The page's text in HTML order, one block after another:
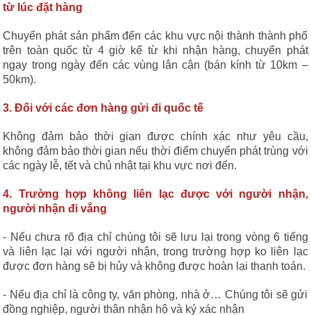
từ lúc đặt hàng
Chuyển phát sản phẩm đến các khu vực nội thành thành phố
trên toàn quốc từ 4 giờ kể từ khi nhận hàng, chuyển phát
ngay trong ngày đến các vùng lân cận (bán kính từ 10km –
50km).
3. Đối với các đơn hàng gửi đi quốc tế
Không đảm bảo thời gian được chính xác như yêu cầu,
không đảm bảo thời gian nếu thời điểm chuyển phát trùng với
các ngày lễ, tết và chủ nhật tại khu vực nơi đến.
4. Trường hợp không liên lạc được với người nhận,
người nhận đi vắng
- Nếu chưa rõ địa chỉ chúng tôi sẽ lưu lại trong vòng 6 tiếng
và liên lạc lại với người nhận, trong trường hợp ko liên lạc
được đơn hàng sẽ bị hủy và không được hoàn lại thanh toán.
- Nếu địa chỉ là công ty, văn phòng, nhà ở… Chúng tôi sẽ gửi
đồng nghiệp, người thân nhận hộ và ký xác nhận